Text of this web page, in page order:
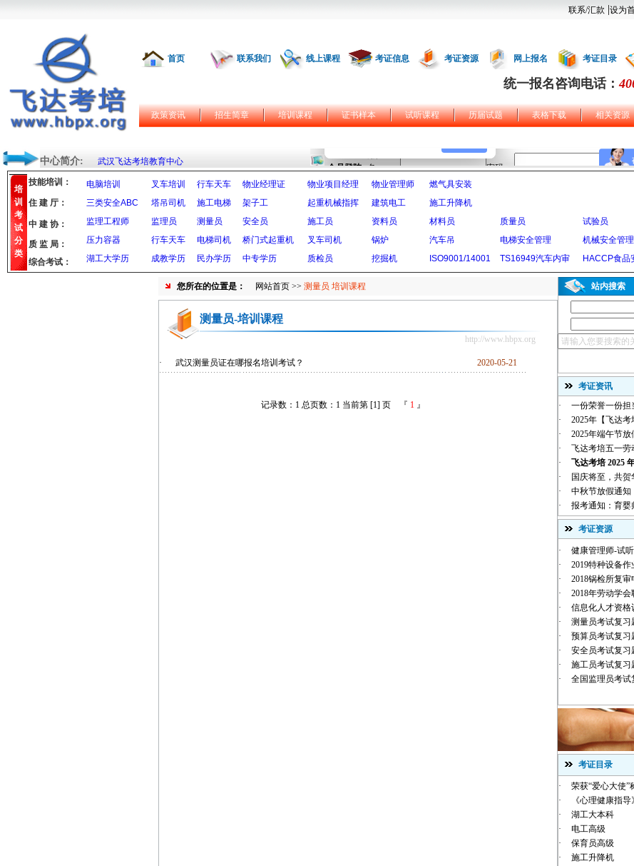
联系/汇款 |设为
首页 联系我们 线上课程 考证信息 考证资源 网上报名 考证目录
统一报名咨询电话：
政策资讯 招生简章 培训课程 证书样本 试听课程 历届试题 表格下载 相关资源
中心简介: 武汉飞达考培教育中心
培
训
考
试
分
类
技能培训： 电脑培训 叉车培训 行车天车 物业经理证 物业项目经理 物业管理师 燃气具安装
三类安全ABC
塔吊司机 施工电梯 架子工 起重机械指挥 建筑电工
施工升降机
监理工程师
监理员 测量员 安全员 施工员 资料员 材料员 质量员 试验员
压力容器
行车天车 电梯司机 桥门式起重机 叉车司机 锅炉 汽车吊 电梯安全管理
机械安全管
湖工大学历
成教学历 民办学历 中专学历 质检员 挖掘机 ISO9001/14001 TS16949汽车内审 HACCP食品
住 建 厅：
中 建 协：
质 监 局：
综合考试：
您所在的位置是： 网站首页 >> 测量员 培训课程
测量员-培训课程
http://www.hbpx.org
· 武汉测量员证在哪报名培训考试？ 2020-05-21
记录数：1 总页数：1 当前第 [1] 页 『 1 』
站内搜索
考证资讯
·
一份荣誉一份担
·
2025年【飞达考
·
2025年端午节放
·
飞达考培五一劳
·
飞达考培 2025
·
国庆将至，共贺
·
中秋节放假通知
·
报考通知：育婴
考证资源
·
健康管理师-试
·
2019特种设备作
·
2018锅检所复审
·
2018年劳动学会
·
信息化人才资格
·
测量员考试复习
·
预算员考试复习
·
安全员考试复习
·
施工员考试复习
·
全国监理员考试
考证目录
·
荣获“爱心大使”
·
《心理健康指
·
湖工大本科
·
电工高级
·
保育员高级
·
施工升降机